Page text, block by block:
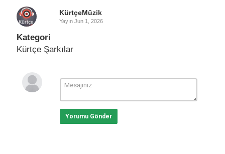
KürtçeMüzik
Yayın Jun 1, 2026
Kategori
Kürtçe Şarkılar
Yorumu Gönder